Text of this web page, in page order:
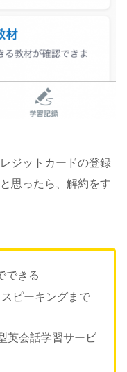
ジットカードの登録
思ったら、解約をす
できる
ピーキングまで
英会話学習サービ